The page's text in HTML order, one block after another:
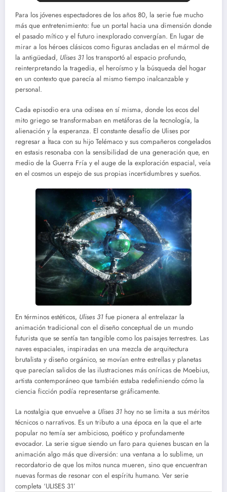
Para los jóvenes espectadores de los años 80, la serie fue mucho
más que entretenimiento: fue un portal hacia una dimensión donde
el pasado mítico y el futuro inexplorado convergían. En lugar de
mirar a los héroes clásicos como figuras ancladas en el mármol de
la antigüedad, Ulises 31 los transportó al espacio profundo,
reinterpretando la tragedia, el heroísmo y la búsqueda del hogar
en un contexto que parecía al mismo tiempo inalcanzable y
personal.
Cada episodio era una odisea en sí misma, donde los ecos del
mito griego se transformaban en metáforas de la tecnología, la
alienación y la esperanza. El constante desafío de Ulises por
regresar a Ítaca con su hijo Telémaco y sus compañeros congelados
en estasis resonaba con la sensibilidad de una generación que, en
medio de la Guerra Fría y el auge de la exploración espacial, veía
en el cosmos un espejo de sus propias incertidumbres y sueños.
En términos estéticos, Ulises 31 fue pionera al entrelazar la
animación tradicional con el diseño conceptual de un mundo
futurista que se sentía tan tangible como los paisajes terrestres. Las
naves espaciales, inspiradas en una mezcla de arquitectura
brutalista y diseño orgánico, se movían entre estrellas y planetas
que parecían salidos de las ilustraciones más oníricas de Moebius,
artista contemporáneo que también estaba redefiniendo cómo la
ciencia ficción podía representarse gráficamente.
La nostalgia que envuelve a Ulises 31 hoy no se limita a sus méritos
técnicos o narrativos. Es un tributo a una época en la que el arte
popular no temía ser ambicioso, poético y profundamente
evocador. La serie sigue siendo un faro para quienes buscan en la
animación algo más que diversión: una ventana a lo sublime, un
recordatorio de que los mitos nunca mueren, sino que encuentran
nuevas formas de resonar con el espíritu humano. Ver serie
completa ‘ULISES 31’